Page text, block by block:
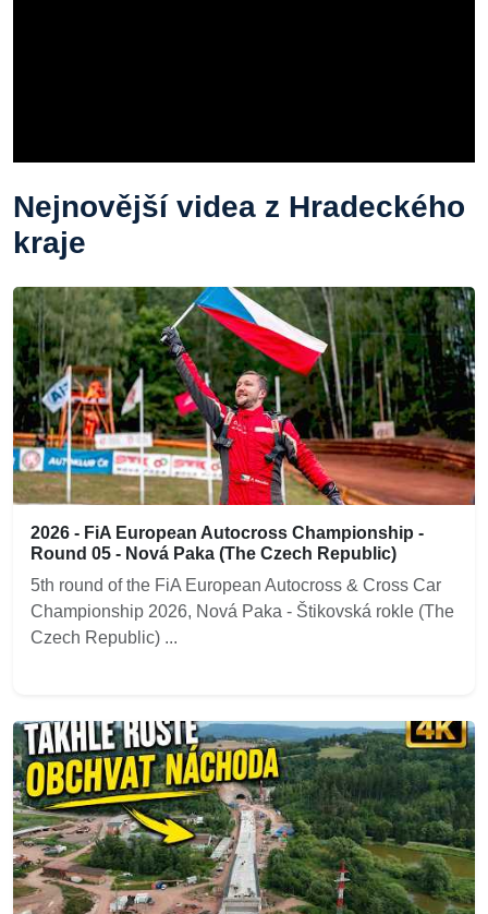
Nejnovější videa z Hradeckého
kraje
2026 - FiA European Autocross Championship -
Round 05 - Nová Paka (The Czech Republic)
5th round of the FiA European Autocross & Cross Car
Championship 2026, Nová Paka - Štikovská rokle (The
Czech Republic) ...